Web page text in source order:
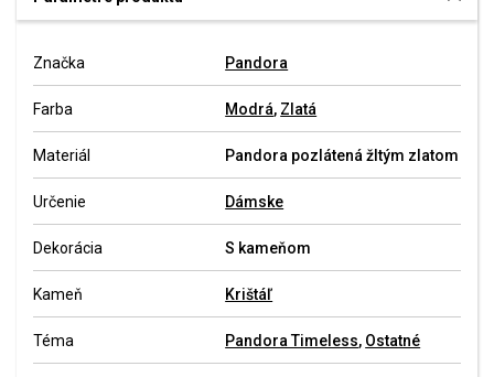
Značka Pandora
Farba Modrá, Zlatá
Materiál Pandora pozlátená žltým zlatom
Určenie Dámske
Dekorácia S kameňom
Kameň Krištáľ
Téma Pandora Timeless, Ostatné